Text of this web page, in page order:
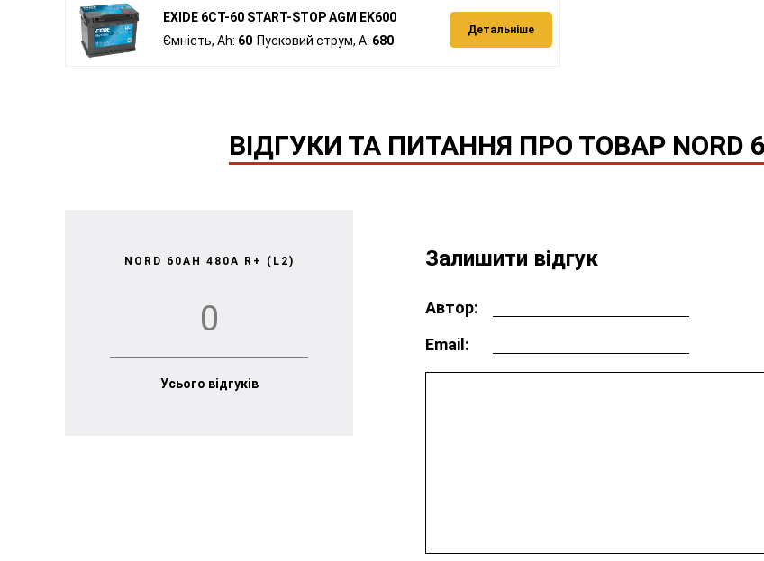
EXIDE 6СТ-60 START-STOP AGM EK600
Ємність, Ah: 60 Пусковий струм, A: 680
Детальніше
ВІДГУКИ ТА ПИТАННЯ ПРО ТОВАР NORD
NORD 60AH 480A R+ (L2)
0
Усього відгуків
Залишити відгук
Автор:
Email: